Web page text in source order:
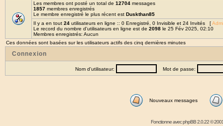
Les membres ont posté un total de 12704 messages
1857 membres enregistrés
Le membre enregistré le plus récent est Duskthan85
Il y a en tout 24 utilisateurs en ligne :: 0 Enregistré, 0 Invisible et 24 Invités [
Le record du nombre d'utilisateurs en ligne est de 2098 le 25 Fév 2025, 02:10
Membres enregistrés: Aucun
Ces données sont basées sur les utilisateurs actifs des cinq dernières minutes
Connexion
Nom d'utilisateur: Mot de passe:
Nouveaux messages
Fonctionne avecphpBB2.0.22 ©